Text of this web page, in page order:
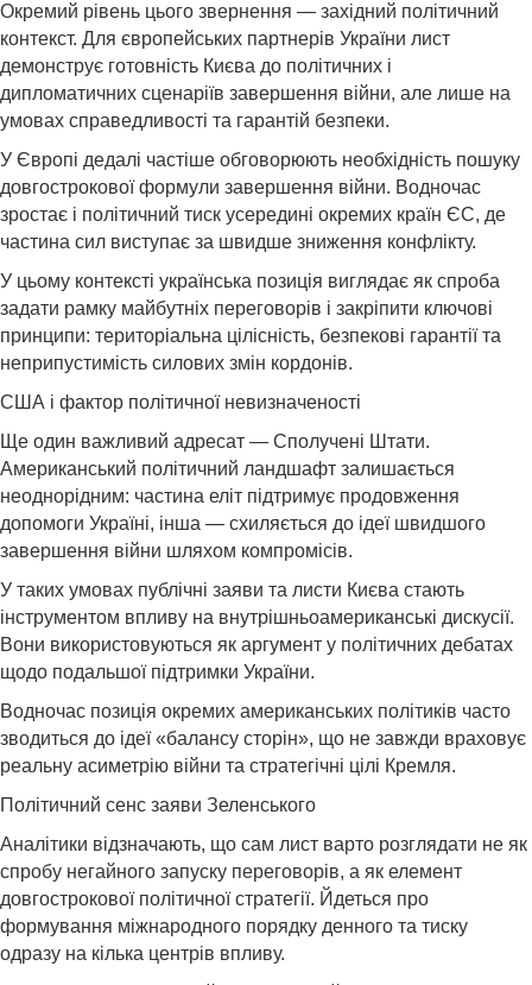
Окремий рівень цього звернення — західний політичний
контекст. Для європейських партнерів України лист
демонструє готовність Києва до політичних і
дипломатичних сценаріїв завершення війни, але лише на
умовах справедливості та гарантій безпеки.
У Європі дедалі частіше обговорюють необхідність пошуку
довгострокової формули завершення війни. Водночас
зростає і політичний тиск усередині окремих країн ЄС, де
частина сил виступає за швидше зниження конфлікту.
У цьому контексті українська позиція виглядає як спроба
задати рамку майбутніх переговорів і закріпити ключові
принципи: територіальна цілісність, безпекові гарантії та
неприпустимість силових змін кордонів.
США і фактор політичної невизначеності
Ще один важливий адресат — Сполучені Штати.
Американський політичний ландшафт залишається
неоднорідним: частина еліт підтримує продовження
допомоги Україні, інша — схиляється до ідеї швидшого
завершення війни шляхом компромісів.
У таких умовах публічні заяви та листи Києва стають
інструментом впливу на внутрішньоамериканські дискусії.
Вони використовуються як аргумент у політичних дебатах
щодо подальшої підтримки України.
Водночас позиція окремих американських політиків часто
зводиться до ідеї «балансу сторін», що не завжди враховує
реальну асиметрію війни та стратегічні цілі Кремля.
Політичний сенс заяви Зеленського
Аналітики відзначають, що сам лист варто розглядати не як
спробу негайного запуску переговорів, а як елемент
довгострокової політичної стратегії. Йдеться про
формування міжнародного порядку денного та тиску
одразу на кілька центрів впливу.